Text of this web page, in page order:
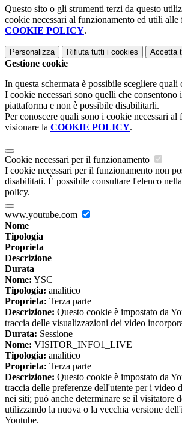
Questo sito o gli strumenti terzi da questo
cookie necessari al funzionamento ed utili
COOKIE POLICY.
Personalizza Rifiuta tutti i cookies Accetta
Gestione cookie
In questa schermata è possibile scegliere quali
I cookie necessari sono quelli che consentono
piattaforma e non è possibile disabilitarli.
Per conoscere quali sono i cookie necessari al
visionare la COOKIE POLICY.
Cookie necessari per il funzionamento
I cookie necessari per il funzionamento non
disabilitati. È possibile consultare l'elenco
policy.
www.youtube.com
Nome
Tipologia
Proprieta
Descrizione
Durata
Nome: YSC
Tipologia: analitico
Proprieta: Terza parte
Descrizione: Questo cookie è impostato da
traccia delle visualizzazioni dei video
Durata: Sessione
Nome: VISITOR_INFO1_LIVE
Tipologia: analitico
Proprieta: Terza parte
Descrizione: Questo cookie è impostato da
traccia delle preferenze dell'utente per i video
nei siti; può anche determinare se il visitatore
utilizzando la nuova o la vecchia versione
Youtube.